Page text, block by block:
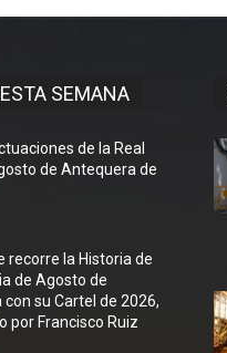
SEMANA
de la Real
de Antequera de
recorre la Historia de
de Agosto de
su Cartel de 2026,
por Francisco Ruiz